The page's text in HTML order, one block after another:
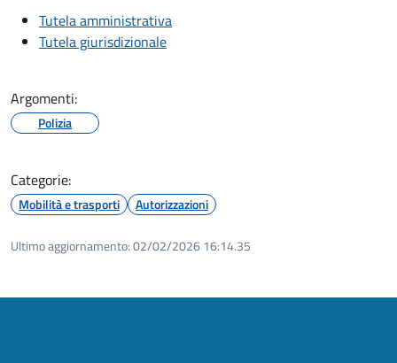
Tutela amministrativa
Tutela giurisdizionale
Argomenti:
Polizia
Categorie:
Mobilità e trasporti Autorizzazioni
Ultimo aggiornamento:02/02/2026 16:14.35